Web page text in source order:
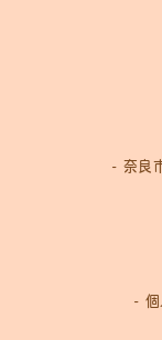
奈良